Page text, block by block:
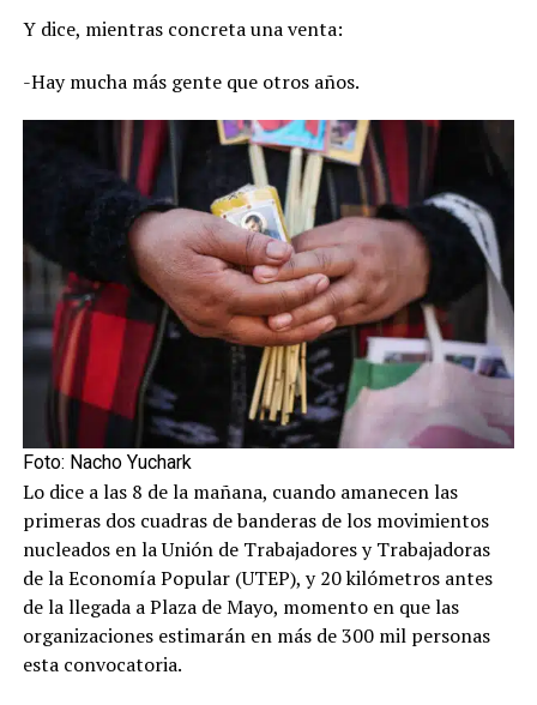
Y dice, mientras concreta una venta:
-Hay mucha más gente que otros años.
Foto: Nacho Yuchark
Lo dice a las 8 de la mañana, cuando amanecen las
primeras dos cuadras de banderas de los movimientos
nucleados en la Unión de Trabajadores y Trabajadoras
de la Economía Popular (UTEP), y 20 kilómetros antes
de la llegada a Plaza de Mayo, momento en que las
organizaciones estimarán en más de 300 mil personas
esta convocatoria.